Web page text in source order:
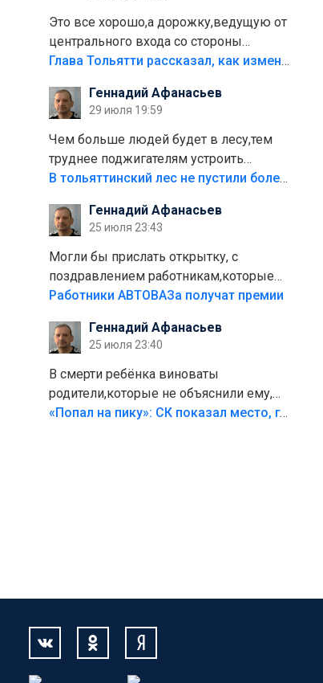
Это все хорошо,а дорожку,ведущую от
центрального входа со стороны
кафе"Мираж" к аттракционам слабо
плитки не хватило,т.к.осенью и зимой
лежала в парке и испортилась.Да
еще,видимо,часть украли.
Глава Тольятти рассказал, как изменится парк Центрального района
Геннадий Афанасьев
29 июля 19:59
Чем больше людей будет в лесу,тем
труднее поджигателям устроить
пожар.Тех кто разводит костры,тех
полно стоит,почему водители всё
равно едут в лес? Штрафы мизерные.
В тольяттинский лес не пустили более тысячи автомобилей
Геннадий Афанасьев
25 июля 23:43
Могли бы прислать открытку, с
поздравлением работникам,которые
больше сорока лет отработали на
Работники АВТОВАЗа получат премии
Геннадий Афанасьев
25 июля 23:40
В смерти ребёнка виноваты
родители,которые не объяснили ему,
что такое хорошо и что такое плохо!
«Попал на пику»: СК показал место, где был смертельно травмирован ребенок в Тольятти